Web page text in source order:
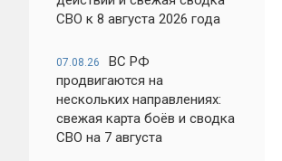
СВО к 8 августа 2026 года
07.08.26
ВС РФ
продвигаются на
нескольких направлениях:
свежая карта боёв и сводка
СВО на 7 августа